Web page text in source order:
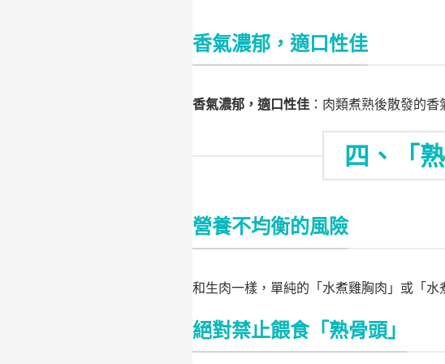
香氣濃郁，適口性佳
香氣濃郁，適口性佳 ：肉類煮熟後散發的
四、「
營養不均衡的風險
和生肉一樣，單純的「水煮雞胸肉」或「
絕對禁止餵食「熟骨頭」